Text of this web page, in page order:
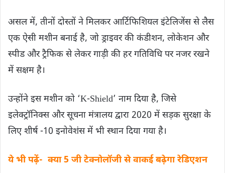
असल में, तीनों दोस्तों ने मिलकर आर्टिफिशियल इंटेलिजेंस से लैस
एक ऐसी मशीन बनाई है, जो ड्राइवर की कंडीशन, लोकेशन और
स्पीड और ट्रैफिक से लेकर गाड़ी की हर गतिविधि पर नजर रखने
में सक्षम है।
उन्होंने इस मशीन को ‘K-Shield’ नाम दिया है, जिसे
इलेक्ट्रॉनिक्स और सूचना मंत्रालय द्वारा 2020 में सड़क सुरक्षा के
लिए शीर्ष -10 इनोवेशंस में भी स्थान दिया गया है।
ये भी पढ़ें- क्या 5 जी टेक्नोलॉजी से वाकई बढ़ेगा रेडिएशन